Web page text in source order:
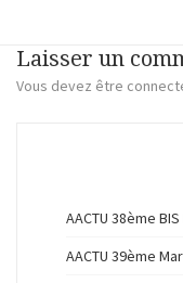
Laisser un
Vous devez être
AACTU 38ème BIS
AACTU 39ème